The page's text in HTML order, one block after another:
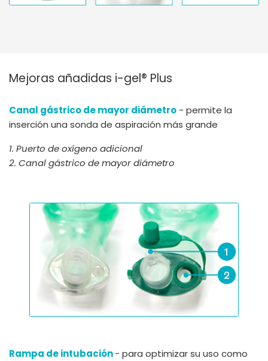
Mejoras añadidas i-gel® Plus
Canal gástrico de mayor diámetro - permite la
inserción una sonda de aspiración más grande
1. Puerto de oxígeno adicional
2. Canal gástrico de mayor diámetro
Rampa de intubación- para optimizar su uso como